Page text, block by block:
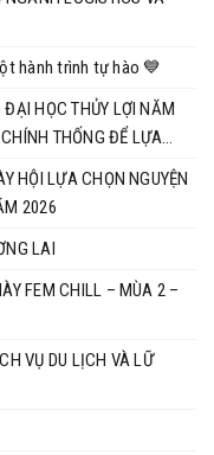
hành trình tự hào 💙
HỌC THỦY LỢI NĂM
THỐNG ĐỂ LỰA
HỘI LỰA CHỌN NGUYỆN
2026
LAI
FEM CHILL – MÙA 2 –
VỤ DU LỊCH VÀ LỮ